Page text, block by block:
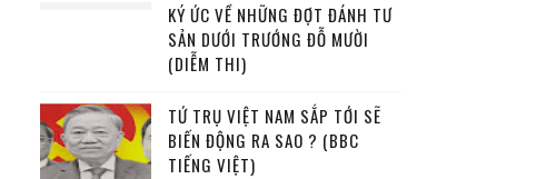
KÝ ỨC VỀ NHỮNG ĐỢT ĐÁNH TƯ
SẢN DƯỚI TRƯỚNG ĐỖ MƯỜI
(DIỄM THI)
TỨ TRỤ VIỆT NAM SẮP TỚI SẼ
BIẾN ĐỘNG RA SAO ? (BBC
TIẾNG VIỆT)